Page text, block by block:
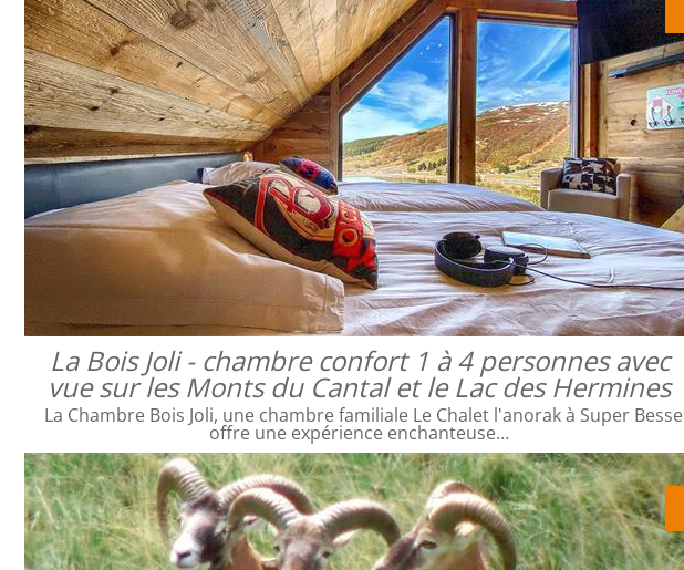
La Bois Joli - chambre confort 1 à 4 personnes avec
vue sur les Monts du Cantal et le Lac des Hermines
La Chambre Bois Joli, une chambre familiale Le Chalet l'anorak à Super Besse
offre une expérience enchanteuse…